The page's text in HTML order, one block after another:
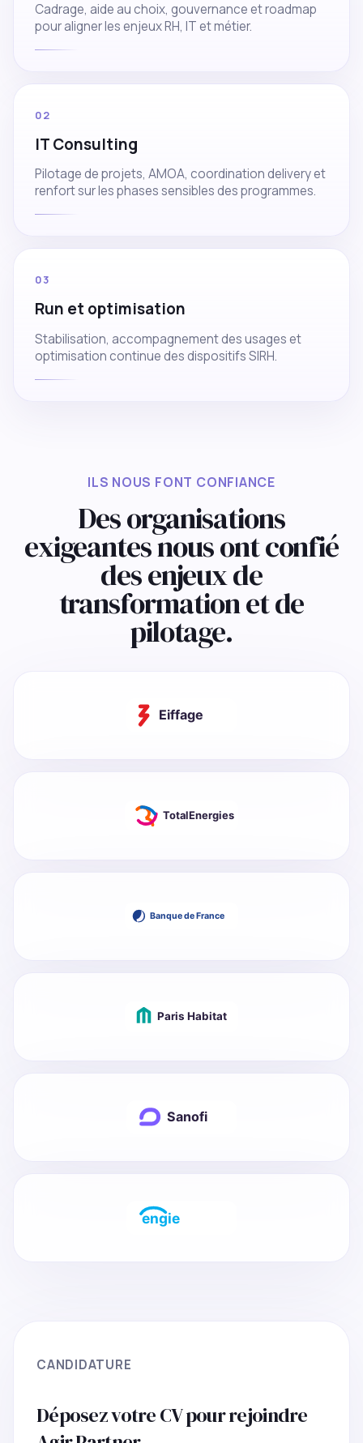
Cadrage, aide au choix, gouvernance et roadmap
pour aligner les enjeux RH, IT et métier.
02
IT Consulting
Pilotage de projets, AMOA, coordination delivery et
renfort sur les phases sensibles des programmes.
03
Run et optimisation
Stabilisation, accompagnement des usages et
optimisation continue des dispositifs SIRH.
ILS NOUS FONT CONFIANCE
Des organisations
exigeantes nous ont confié
des enjeux de
transformation et de
pilotage.
CANDIDATURE
Déposez votre CV pour rejoindre